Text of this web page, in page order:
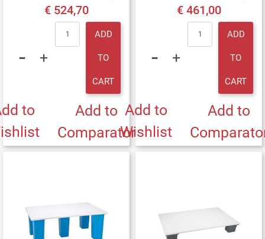
€ 524,70
ADD
TO
CART
to
Add to
Comparator
€ 461,00
ADD
TO
CART
Add to
Wishlist
Add to